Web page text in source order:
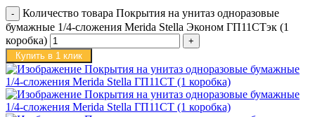
Количество товара Покрытия на унитаз одноразовые
бумажные 1/4-сложения Merida Stella Эконом ГП11СТэк (1
коробка)
Купить в 1 клик